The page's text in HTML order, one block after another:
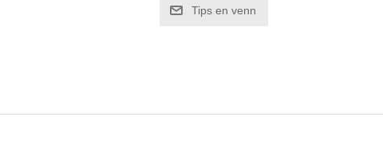
Tips en venn